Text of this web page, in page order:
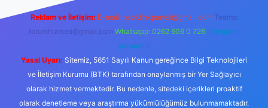
Reklam ve İletişim: E-mail: backlinkpaneli@gmail.com Teams:
forumhizmeti@gmail.com Whatsapp: 0262 606 0 726 Telegram:
@karabul
Yasal Uyarı: Sitemiz, 5651 Sayılı Kanun gereğince Bilgi Teknolojileri
ve İletişim Kurumu (BTK) tarafından onaylanmış bir Yer Sağlayıcı
olarak hizmet vermektedir. Bu nedenle, sitedeki içerikleri proaktif
olarak denetleme veya araştırma yükümlülüğümüz bulunmamaktadır.